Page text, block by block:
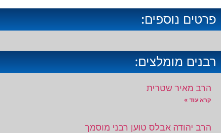
פרטים נוספים:
רבנים מומלצים:
הרב מאיר שטרית
קרא עוד »
הרב יהודה אבלס טוען רבני מוסמך